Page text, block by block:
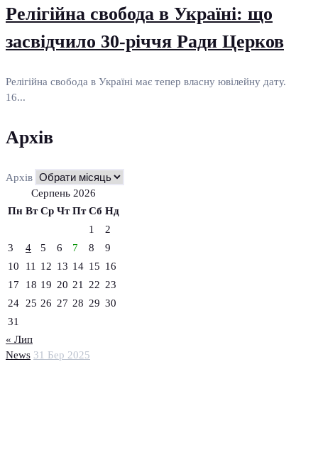
News 31 Бер 2025
Релігійна свобода в Україні: що
засвідчило 30-річчя Ради Церков
Релігійна свобода в Україні має тепер власну ювілейну дату.
16...
Архів
Архів
Серпень 2026
Пн Вт Ср Чт Пт Сб Нд
1
2
3
4 5 6 7 8
9
10
11 12 13 14 15 16
17
18 19 20 21 22 23
24
25 26 27 28 29 30
31
« Лип